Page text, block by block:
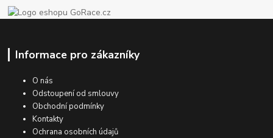
Informace pro zákazníky
O nás
Odstoupení od smlouvy
Obchodní podmínky
Kontakty
Ochrana osobních údajů